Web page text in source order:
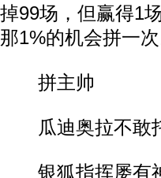
掉99场，但赢得1
那1%的机会拼一次
拼主帅
瓜迪奥拉不敢
银狐指挥屡有